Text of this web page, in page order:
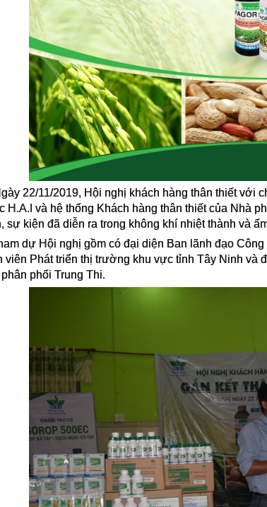
22/11/2019, Hội nghị khách hàng thân thiết với
H.A.I và hệ thống Khách hàng thân thiết của Nhà
sự kiện đã diễn ra trong không khí nhiệt thành và
dự Hội nghị gồm có đại diện Ban lãnh đạo
viên Phát triển thị trường khu vực tỉnh Tây Ninh và
phối Trung Thi.